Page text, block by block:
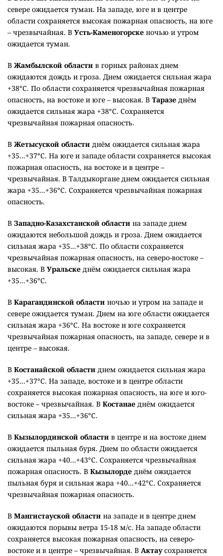
севере ожидается туман. На западе, юге и в центре
области сохраняется высокая пожарная опасность, на юге
– чрезвычайная. В Усть-Каменогорске ночью и утром
ожидается туман.
В Жамбылской области в горных районах днем
ожидаются дождь и гроза. Днем ожидается сильная жара
+38°C. По области сохраняется чрезвычайная пожарная
опасность, на востоке и юге – высокая. В Таразе днём
ожидается сильная жара +38°C. Сохраняется
чрезвычайная пожарная опасность.
В Жетысуской области днём ожидается сильная жара
+35...+37°C. На юге и западе области сохраняется высокая
пожарная опасность, на востоке и в центре –
чрезвычайная. В Талдыкоргане днем ожидается сильная
жара +35...+36°C. Сохраняется чрезвычайная пожарная
опасность.
В Западно-Казахстанской области на западе днем
ожидаются небольшой дождь и гроза. Днем ожидается
сильная жара +35...+38°C. По области сохраняется
чрезвычайная пожарная опасность, на северо-востоке –
высокая. В Уральске днём ожидается сильная жара
+35...+36°C.
В Карагандинской области ночью и утром на западе и
севере ожидается туман. Днем на юге области ожидается
сильная жара +36°C. На востоке и юге сохраняется
чрезвычайная пожарная опасность, на западе, севере и в
центре – высокая.
В Костанайской области днем ожидается сильная жара
+35...+37°C. На западе, востоке и в центре области
сохраняется высокая пожарная опасность, на юге и юго-
востоке – чрезвычайная. В Костанае днём ожидается
сильная жара +35...+36°C.
В Кызылординской области в центре и на востоке днем
ожидается пыльная буря. Днем по области ожидается
сильная жара +40...+43°C. Сохраняется чрезвычайная
пожарная опасность. В Кызылорде днём ожидается
пыльная буря и сильная жара +40...+42°C. Сохраняется
чрезвычайная пожарная опасность.
В Мангистауской области на западе и в центре днем
ожидаются порывы ветра 15-18 м/с. На западе области
сохраняется высокая пожарная опасность, на северо-
востоке и в центре – чрезвычайная. В Актаусохраняется